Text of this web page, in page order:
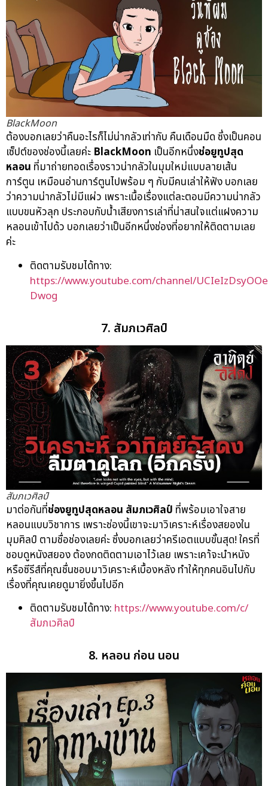
BlackMoon
ต้องบอกเลยว่าคืนอะไรก็ไม่น่ากลัวเท่ากับ คืนเดือนมืด ซึ่งเป็นคอน
เซ็ปต์ของช่องนี้เลยค่ะ BlackMoon เป็นอีกหนึ่งช่อยูทูปสุด
หลอน ที่มาถ่ายทอดเรื่องราวน่ากลัวในมุมใหม่แบบลายเส้น
การ์ตูน เหมือนอ่านการ์ตูนไปพร้อม ๆ กับมีคนเล่าให้ฟัง บอกเลย
ว่าความน่ากลัวไม่มีแผ่ว เพราะเนื้อเรื่องแต่ละตอนมีความน่ากลัว
แบบขนหัวลุก ประกอบกับน้ำเสียงการเล่าที่น่าสนใจแต่แฝงความ
หลอนเข้าไปด้ว บอกเลยว่าเป็นอีกหนึ่งช่องที่อยากให้ติดตามเลย
ค่ะ
ติดตามรับชมได้ทาง:
https://www.youtube.com/channel/
Dwog
7. สัมภเวศิลป์
สัมภเวศิลป์
มาต่อกันที่ช่องยูทูปสุดหลอน สัมภเวศิลป์ ที่พร้อมเอาใจสาย
หลอนแบบวิชาการ เพราะช่องนี้เขาจะมาวิเคราะห์เรื่องสยองใน
มุมศิลป์ ตามชื่อช่องเลยค่ะ ซึ่งบอกเลยว่าครีเอตแบบขั้นสุด! ใครที่
ชอบดูหนังสยอง ต้องกดติดตามเอาไว้เลย เพราะเคา้จะนำหนัง
หรือซีรีส์ที่คุณชื่นชอบมาวิเคราะห์เบื้องหลัง ทำให้ทุกคนอินไปกับ
เรื่องที่คุณเคยดูมายิ่งขึ้นไปอีก
ติดตามรับชมได้ทาง: https://www.youtube.com/c/
สัมภเวศิลป์
8. หลอน ก่อน นอน